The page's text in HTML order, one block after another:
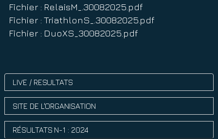
Fichier : RelaisM_.30082025.pdf
Fichier : TriathlonS_.30082025.pdf
Fichier : DuoXS_30082025.pdf
LIVE / RESULTATS
SITE DE L'ORGANISATION
RÉSULTATS N-1 : 2024